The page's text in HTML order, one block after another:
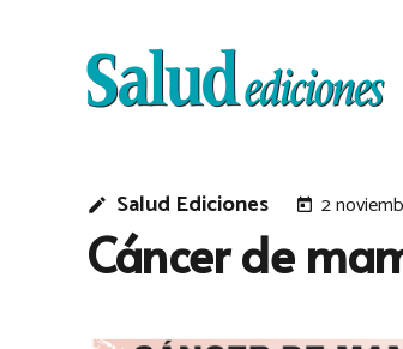
edit Salud Ediciones today 2
Cáncer de